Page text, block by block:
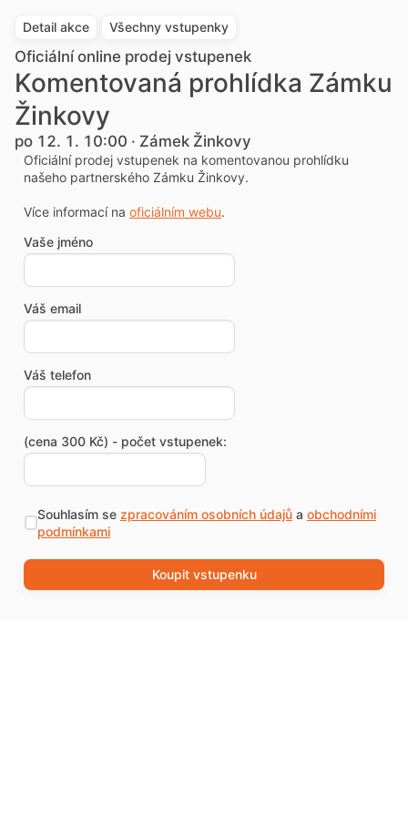
Detail akce Všechny vstupenky
Oficiální online prodej vstupenek
Komentovaná prohlídka Zámku
Žinkovy
po 12. 1. 10:00 · Zámek Žinkovy
Oficiální prodej vstupenek na komentovanou prohlídku
našeho partnerského Zámku Žinkovy.
Více informací na oficiálním webu.
Vaše jméno
Váš email
Váš telefon
(cena 300 Kč) - počet vstupenek:
Souhlasím se zpracováním osobních údajůa obchodními
podmínkami
Koupit vstupenku